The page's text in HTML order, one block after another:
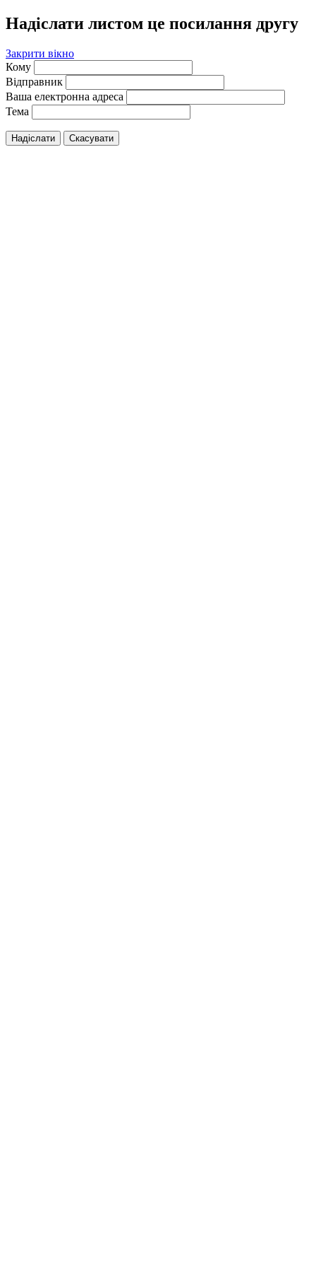
Надіслати листом це посилання другу
Закрити вікно
Кому
Відправник
Ваша електронна адреса
Тема
Надіслати Скасувати